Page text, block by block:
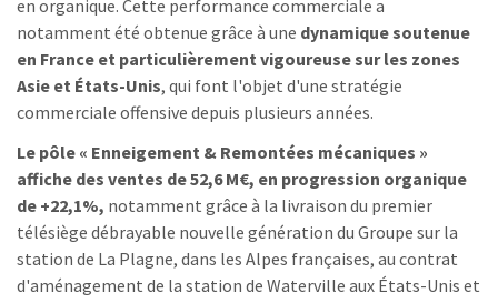
en organique. Cette performance commerciale a
notamment été obtenue grâce à une dynamique soutenue
en France et particulièrement vigoureuse sur les zones
Asie et États-Unis, qui font l'objet d'une stratégie
commerciale offensive depuis plusieurs années.
Le pôle « Enneigement & Remontées mécaniques »
affiche des ventes de 52,6 M€, en progression organique
de +22,1%, notamment grâce à la livraison du premier
télésiège débrayable nouvelle génération du Groupe sur la
station de La Plagne, dans les Alpes françaises, au contrat
d'aménagement de la station de Waterville aux États-Unis et